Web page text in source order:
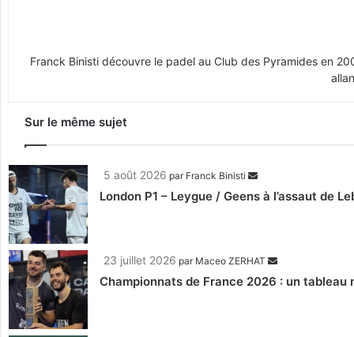
Franck Binisti découvre le padel au Club des Pyramides en
Sur le même sujet
5 août 2026 par Franck Binisti
London P1 – Leygue / Geens à l’assaut de
23 juillet 2026 par Maceo ZERHAT
Championnats de France 2026 : un